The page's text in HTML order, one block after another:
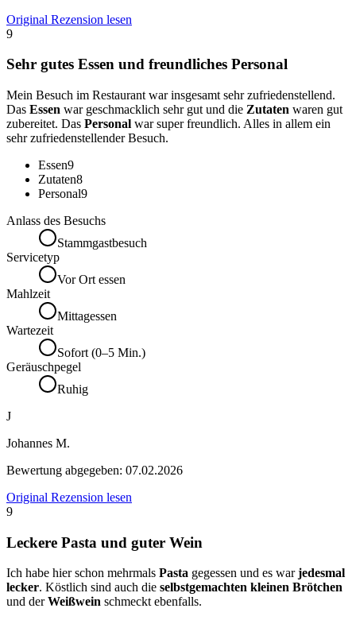
Original Rezension lesen
9
Sehr gutes Essen und freundliches Personal
Mein Besuch im Restaurant war insgesamt sehr zufriedenstellend.
Das Essen war geschmacklich sehr gut und die Zutaten waren gut
zubereitet. Das Personal war super freundlich. Alles in allem ein
sehr zufriedenstellender Besuch.
Essen9
Zutaten8
Personal9
Anlass des Besuchs
Stammgastbesuch
Servicetyp
Vor Ort essen
Mahlzeit
Mittagessen
Wartezeit
Sofort (0–5 Min.)
Geräuschpegel
Ruhig
J
Johannes M.
Bewertung abgegeben: 07.02.2026
Original Rezension lesen
9
Leckere Pasta und guter Wein
Ich habe hier schon mehrmals Pasta gegessen und es warjedesmal
lecker. Köstlich sind auch die selbstgemachten kleinen Brötchen
und derWeißwein schmeckt ebenfalls.